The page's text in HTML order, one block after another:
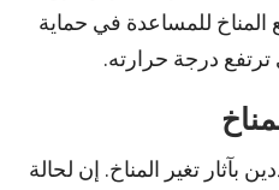
المناخ للمساعدة في حماية
ترتفع درجة حرارته.
بآثار تغير المناخ. إن لحالة